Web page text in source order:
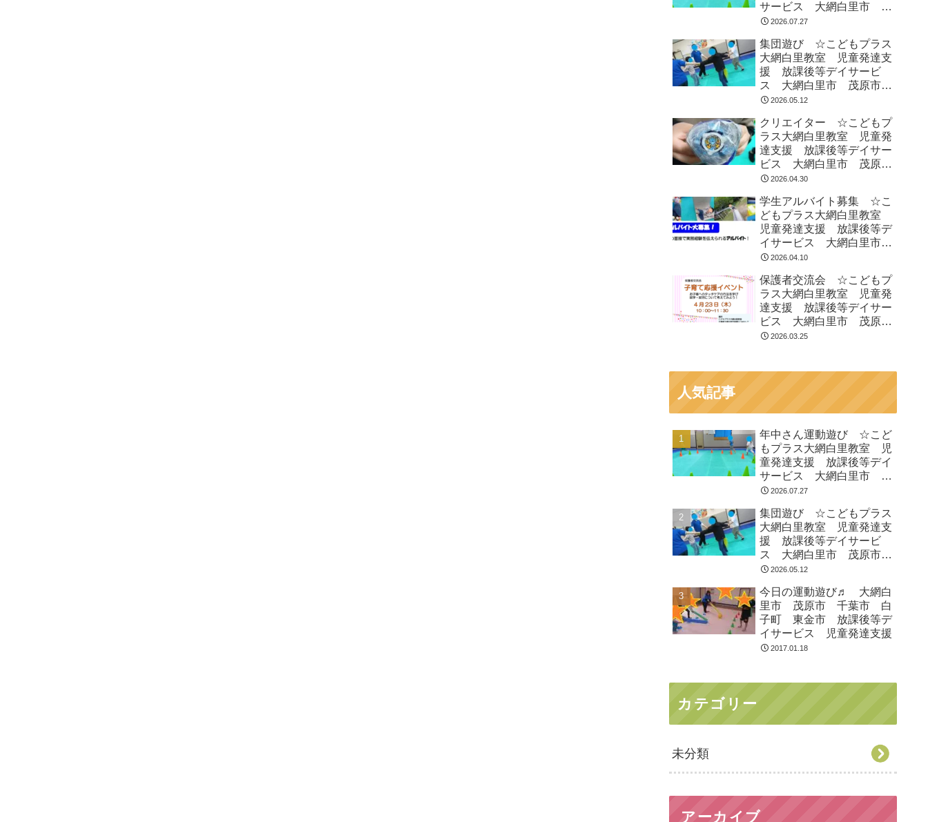
サービス 大網白里市 茂
原市 白子町
2026.07.27
集団遊び ☆こどもプラス
大網白里教室 児童発達支
援 放課後等デイサービ
ス 大網白里市 茂原市
白子町
2026.05.12
クリエイター ☆こどもプ
ラス大網白里教室 児童発
達支援 放課後等デイサー
ビス 大網白里市 茂原
市 白子町
2026.04.30
学生アルバイト募集 ☆こ
どもプラス大網白里教室
児童発達支援 放課後等デ
イサービス 大網白里市
茂原市 白子町
2026.04.10
保護者交流会 ☆こどもプ
ラス大網白里教室 児童発
達支援 放課後等デイサー
ビス 大網白里市 茂原
市 白子町
2026.03.25
人気記事
年中さん運動遊び ☆こど
もプラス大網白里教室 児
童発達支援 放課後等デイ
サービス 大網白里市 茂
原市 白子町
2026.07.27
集団遊び ☆こどもプラス
大網白里教室 児童発達支
援 放課後等デイサービ
ス 大網白里市 茂原市
白子町
2026.05.12
今日の運動遊び♬ 大網白
里市 茂原市 千葉市 白
子町 東金市 放課後等デ
イサービス 児童発達支援
2017.01.18
カテゴリー
未分類
アーカイブ